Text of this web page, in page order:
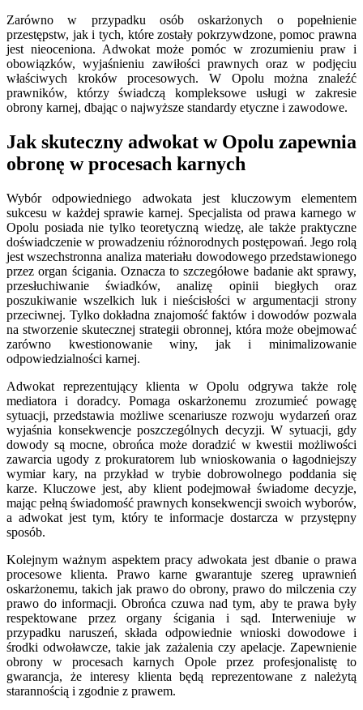
Zarówno w przypadku osób oskarżonych o popełnienie
przestępstw, jak i tych, które zostały pokrzywdzone, pomoc prawna
jest nieoceniona. Adwokat może pomóc w zrozumieniu praw i
obowiązków, wyjaśnieniu zawiłości prawnych oraz w podjęciu
właściwych kroków procesowych. W Opolu można znaleźć
prawników, którzy świadczą kompleksowe usługi w zakresie
obrony karnej, dbając o najwyższe standardy etyczne i zawodowe.
Jak skuteczny adwokat w Opolu zapewnia
obronę w procesach karnych
Wybór odpowiedniego adwokata jest kluczowym elementem
sukcesu w każdej sprawie karnej. Specjalista od prawa karnego w
Opolu posiada nie tylko teoretyczną wiedzę, ale także praktyczne
doświadczenie w prowadzeniu różnorodnych postępowań. Jego rolą
jest wszechstronna analiza materiału dowodowego przedstawionego
przez organ ścigania. Oznacza to szczegółowe badanie akt sprawy,
przesłuchiwanie świadków, analizę opinii biegłych oraz
poszukiwanie wszelkich luk i nieścisłości w argumentacji strony
przeciwnej. Tylko dokładna znajomość faktów i dowodów pozwala
na stworzenie skutecznej strategii obronnej, która może obejmować
zarówno kwestionowanie winy, jak i minimalizowanie
odpowiedzialności karnej.
Adwokat reprezentujący klienta w Opolu odgrywa także rolę
mediatora i doradcy. Pomaga oskarżonemu zrozumieć powagę
sytuacji, przedstawia możliwe scenariusze rozwoju wydarzeń oraz
wyjaśnia konsekwencje poszczególnych decyzji. W sytuacji, gdy
dowody są mocne, obrońca może doradzić w kwestii możliwości
zawarcia ugody z prokuratorem lub wnioskowania o łagodniejszy
wymiar kary, na przykład w trybie dobrowolnego poddania się
karze. Kluczowe jest, aby klient podejmował świadome decyzje,
mając pełną świadomość prawnych konsekwencji swoich wyborów,
a adwokat jest tym, który te informacje dostarcza w przystępny
sposób.
Kolejnym ważnym aspektem pracy adwokata jest dbanie o prawa
procesowe klienta. Prawo karne gwarantuje szereg uprawnień
oskarżonemu, takich jak prawo do obrony, prawo do milczenia czy
prawo do informacji. Obrońca czuwa nad tym, aby te prawa były
respektowane przez organy ścigania i sąd. Interweniuje w
przypadku naruszeń, składa odpowiednie wnioski dowodowe i
środki odwoławcze, takie jak zażalenia czy apelacje. Zapewnienie
obrony w procesach karnych Opole przez profesjonalistę to
gwarancja, że interesy klienta będą reprezentowane z należytą
starannością i zgodnie z prawem.